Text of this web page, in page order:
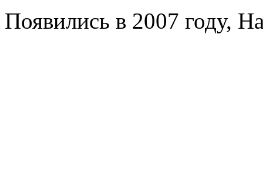
Появились в 2007 году,